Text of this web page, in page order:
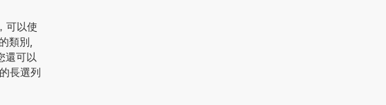
可以使
類別,
還可以
長選列